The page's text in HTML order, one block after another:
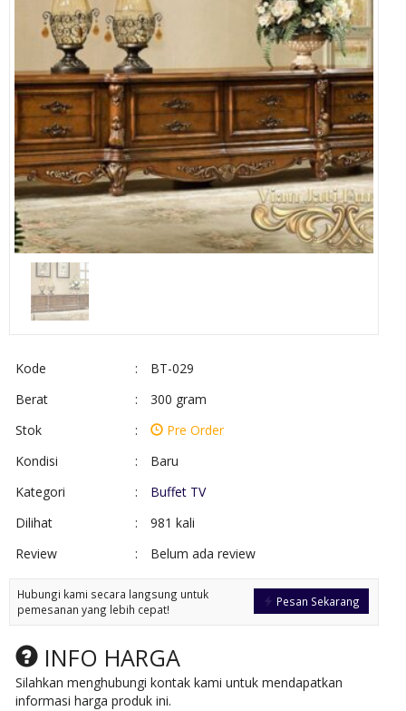
Kode :
BT-029
Berat
:
300 gram
Stok
:
Pre Order
Kondisi
:
Baru
Kategori
:
Buffet TV
Dilihat
:
981 kali
Review
: Belum ada review
Pesan Sekarang
Hubungi kami secara langsung untuk
pemesanan yang lebih cepat!
INFO HARGA
Silahkan menghubungi kontak kami untuk mendapatkan
informasi harga produk ini.